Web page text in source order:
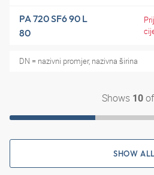
PA 720 SF6 90 L
80
DN = nazivni promjer, nazivna širina
Shows 10of
SHOW ALL